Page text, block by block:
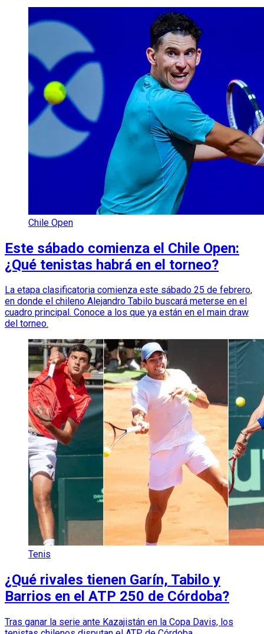
Chile Open
Este sábado comienza el Chile Open:
¿Qué tenistas habrá en el torneo?
La etapa clasificatoria comienza este sábado 25 de febrero,
en donde el chileno Alejandro Tabilo buscará meterse en el
cuadro principal. Conoce a los que ya están en el main draw
del torneo.
Tenis
¿Qué rivales tienen Garín, Tabilo y
Barrios en el ATP 250 de Córdoba?
Tras ganar la serie ante Kazajistán en la Copa Davis, los